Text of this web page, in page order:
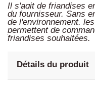
Il s'agit de friandises
du fournisseur. Sans
de l'environnement,
permettent de
friandises souhaitées.
Détails du produit